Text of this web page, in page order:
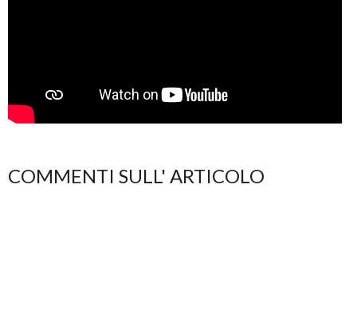
COMMENTI SULL' ARTICOLO